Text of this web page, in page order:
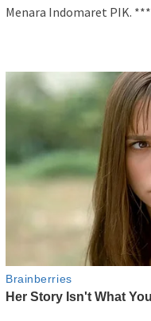
Menara Indomaret PIK. ***